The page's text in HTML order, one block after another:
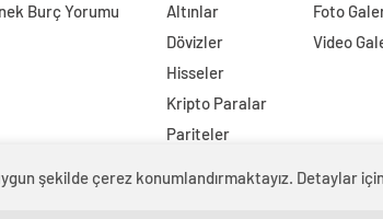
Burç Yorumu
Altınlar
Dövizler
Hisseler
Kripto Paralar
Pariteler
Foto
Video
şekilde çerez konumlandırmaktayız. Detaylar için